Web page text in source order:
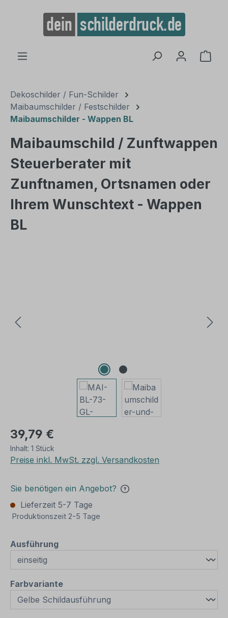
springen
Dekoschilder / Fun-Schilder
Maibaumschilder / Festschilder
Maibaumschilder - Wappen BL
Maibaumschild / Zunftwappen
Steuerberater mit
Zunftnamen, Ortsnamen oder
Ihrem Wunschtext - Wappen
BL
39,79 €
Inhalt: 1 Stück
Preise inkl. MwSt. zzgl. Versandkosten
Sie benötigen ein Angebot?
Lieferzeit 5-7 Tage
Produktionszeit 2-5 Tage
Ausführungauswählen
Farbvarianteauswählen